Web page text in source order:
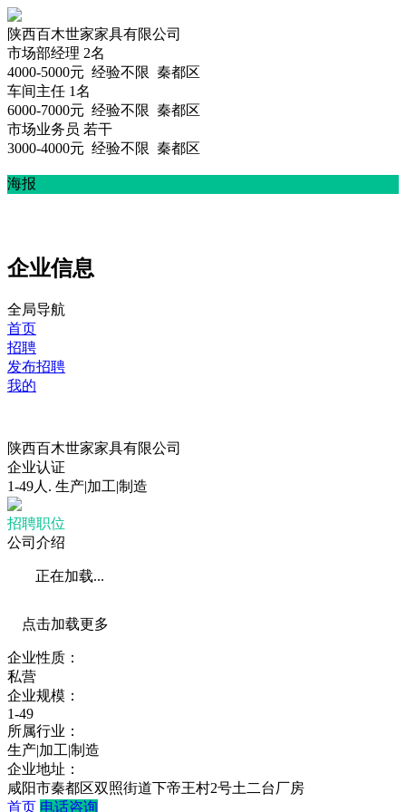
陕西百木世家家具有限公司
市场部经理 2名
4000-5000元 经验不限 秦都区
车间主任 1名
6000-7000元 经验不限 秦都区
市场业务员 若干
3000-4000元 经验不限 秦都区
海报
企业信息
全局导航
首页
招聘
发布招聘
我的
陕西百木世家家具有限公司
企业认证
1-49人 . 生产|加工|制造
招聘职位
公司介绍
正在加载...
点击加载更多
企业性质：
私营
企业规模：
1-49
所属行业：
生产|加工|制造
企业地址：
咸阳市秦都区双照街道下帝王村2号土二台厂房
首页 电话咨询